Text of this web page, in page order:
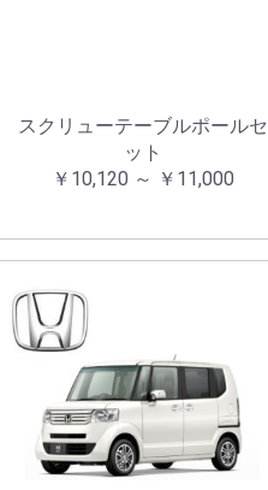
スクリューテーブルポールセ
ット
￥10,120 ～ ￥11,000